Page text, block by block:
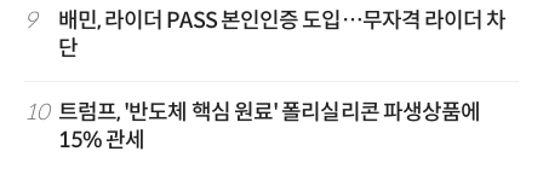
9
배민, 라이더 PASS 본인인증 도입…무자격 라이더 차
단
10 트럼프, '반도체 핵심 원료' 폴리실리콘 파생상품에
15% 관세